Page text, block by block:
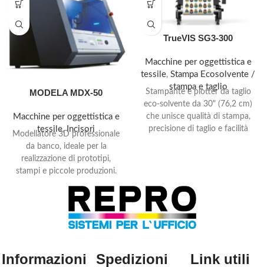
MODELA MDX-50
Macchine per oggettistica e
tessile,Incisori
Modellatore 3D professionale
da banco, ideale per la
realizzazione di prototipi,
stampi e piccole produzioni.
automatico a 5 posizioni e asse
rotativo opzionale, consente
lavorazioni continue e precise
legno e PVC.
TrueVIS SG3-300
Macchine per oggettistica e
tessile, Stampa Ecosolvente /
stampa e taglio
Stampante e plotter da taglio
eco-solvente da 30" (76,2 cm)
che unisce qualità di stampa,
precisione di taglio e facilità
Informazioni
Spedizioni Link utili